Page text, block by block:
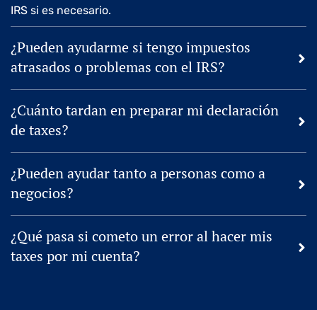
IRS si es necesario.
¿Pueden ayudarme si tengo impuestos
atrasados o problemas con el IRS?
¿Cuánto tardan en preparar mi declaración
de taxes?
¿Pueden ayudar tanto a personas como a
negocios?
¿Qué pasa si cometo un error al hacer mis
taxes por mi cuenta?